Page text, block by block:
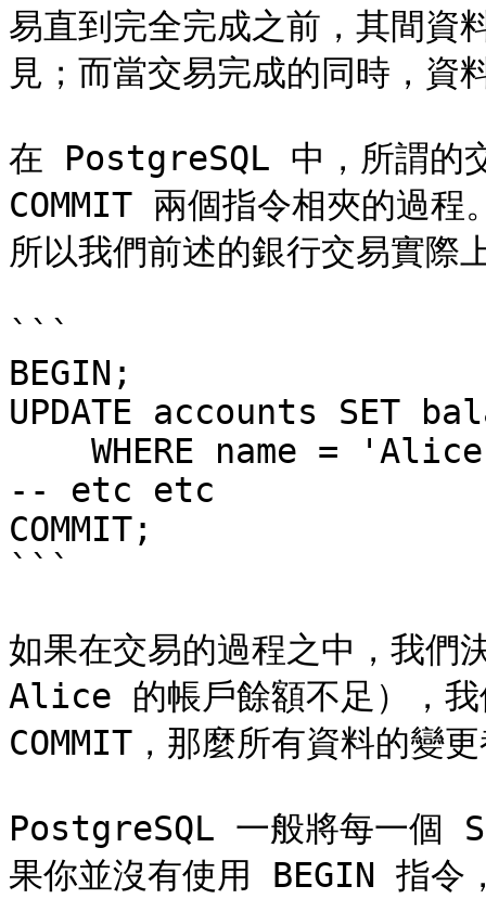
易直到完全完成之前，其間資
見；而當交易完成的同時，資
在 PostgreSQL 中，所謂的
COMMIT 兩個指令相夾的過程
所以我們前述的銀行交易實際
```
BEGIN;
UPDATE accounts SET
-- etc etc
COMMIT;
```
如果在交易的過程之中，我們
Alice 的帳戶餘額不足），我
COMMIT，那麼所有資料的變
PostgreSQL 一般將每一個
果你並沒有使用 BEGIN 指令